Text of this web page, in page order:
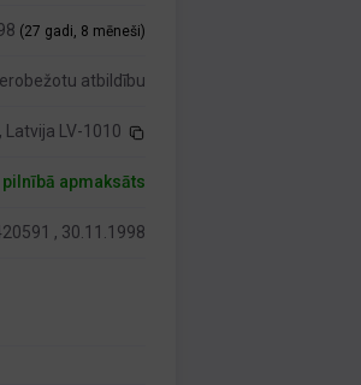
(27 gadi, 8 mēneši)
atbildību
Latvija LV-1010
pilnībā apmaksāts
, 30.11.1998